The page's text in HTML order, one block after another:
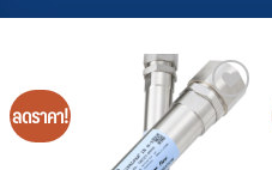
ลดราคา! Add